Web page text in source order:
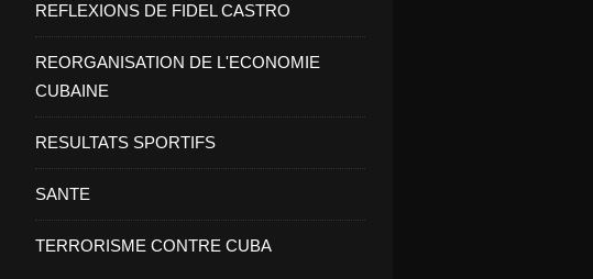
REFLEXIONS DE FIDEL CASTRO
REORGANISATION DE L'ECONOMIE
CUBAINE
RESULTATS SPORTIFS
SANTE
TERRORISME CONTRE CUBA